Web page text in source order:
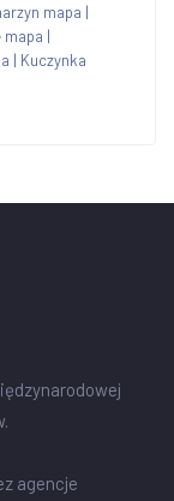
mapa |
mapa |
| Kuczynka
agencje